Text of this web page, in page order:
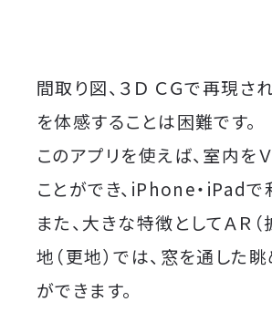
間取り図、３Ｄ ＣＧで再現
を体感することは困難です。
このアプリを使えば、室内を
ことができ、iPhone・iPadで
また、大きな特徴としてＡＲ
地（更地）では、窓を通した
ができます。